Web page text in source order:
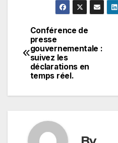
Navigation
de
l’article
Conférence de
presse
gouvernementale :
suivez les
déclarations en
temps réel.